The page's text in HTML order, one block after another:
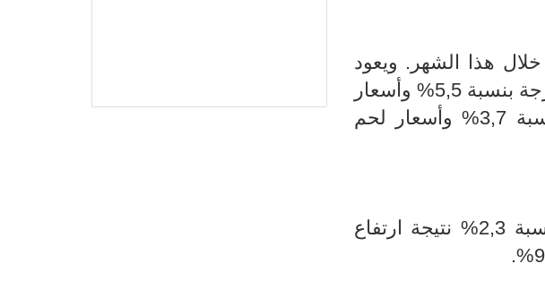
هذا الشهر. ويعود
البيض بنسبة 3,7% وأسعار لحم
خدمات مجموعة المطاعم والمقاهي والنزل ارتفاعا بنسبة 2,3% نتيجة ارتفاع
.